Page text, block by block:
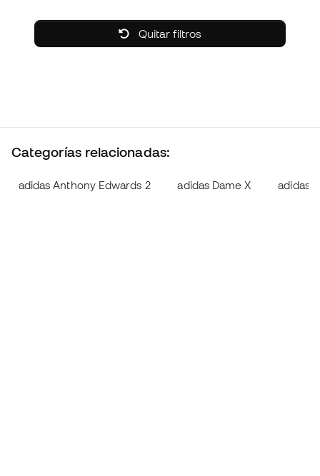
Quitar filtros
Categorías relacionadas:
adidas Anthony Edwards 2 adidas Dame X adidas